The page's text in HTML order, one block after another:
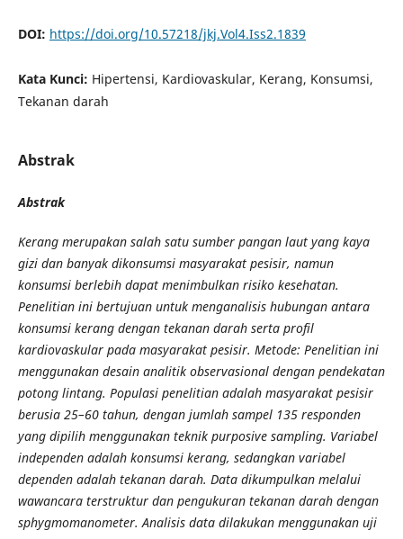
DOI: https://doi.org/10.57218/jkj.Vol4.Iss2.1839
Kata Kunci: Hipertensi, Kardiovaskular, Kerang, Konsumsi,
Tekanan darah
Abstrak
Abstrak
Kerang merupakan salah satu sumber pangan laut yang kaya
gizi dan banyak dikonsumsi masyarakat pesisir, namun
konsumsi berlebih dapat menimbulkan risiko kesehatan.
Penelitian ini bertujuan untuk menganalisis hubungan antara
konsumsi kerang dengan tekanan darah serta profil
kardiovaskular pada masyarakat pesisir. Metode: Penelitian ini
menggunakan desain analitik observasional dengan pendekatan
potong lintang. Populasi penelitian adalah masyarakat pesisir
berusia 25–60 tahun, dengan jumlah sampel 135 responden
yang dipilih menggunakan teknik purposive sampling. Variabel
independen adalah konsumsi kerang, sedangkan variabel
dependen adalah tekanan darah. Data dikumpulkan melalui
wawancara terstruktur dan pengukuran tekanan darah dengan
sphygmomanometer. Analisis data dilakukan menggunakan uji